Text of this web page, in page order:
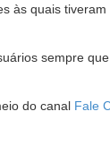
quais
sempre
do canal Fale